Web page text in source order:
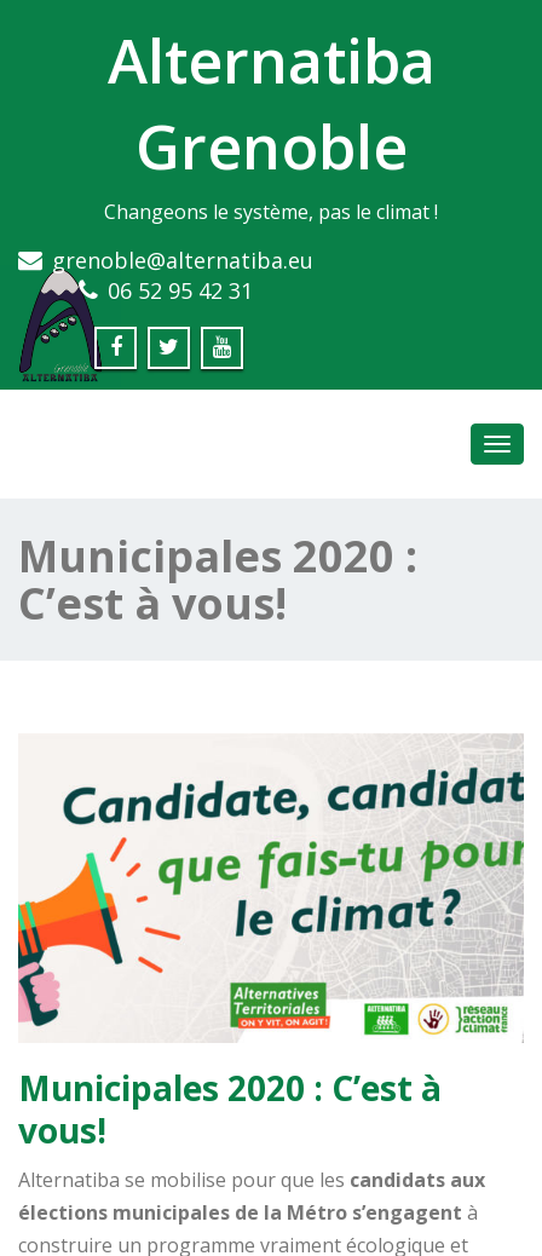
Alternatiba
Grenoble
Changeons le système, pas le climat !
grenoble@alternatiba.eu
06 52 95 42 31
Municipales 2020 :
C’est à vous!
Municipales 2020 : C’est à
vous!
Alternatiba se mobilise pour que les candidats aux
élections municipales de la Métro s’engagent à
construire un programme vraiment écologique et